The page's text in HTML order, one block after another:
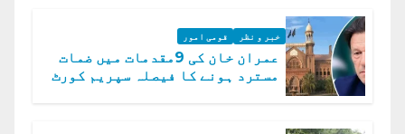
خبر و نظر قومی امور
عمران خان کی 9مقدمات میں ضمات
مسترد ہونے کا فیصلہ سپریم کورٹ